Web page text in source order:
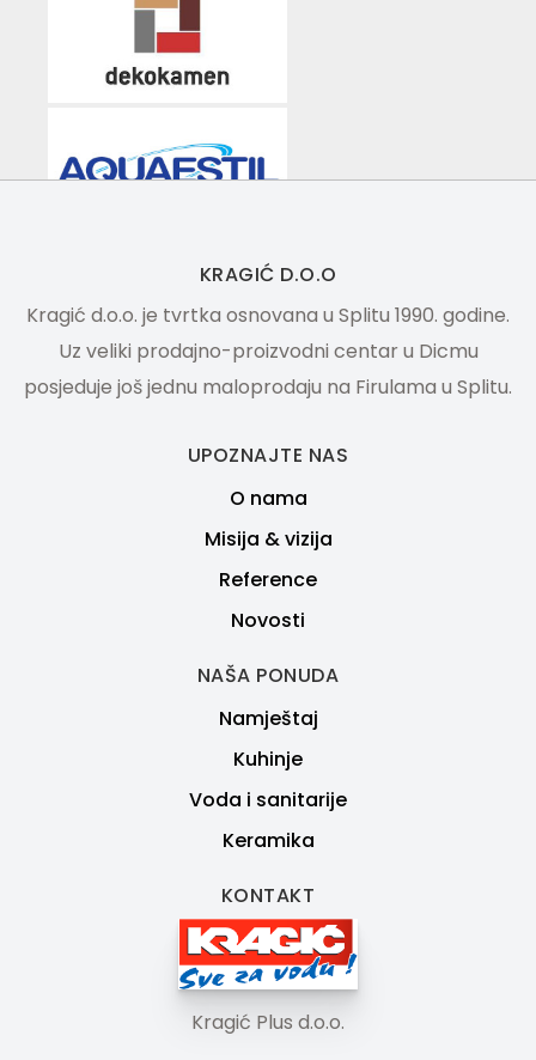
KRAGIĆ D.O.O
Kragić d.o.o. je tvrtka osnovana u Splitu 1990. godine.
Uz veliki prodajno-proizvodni centar u Dicmu
posjeduje još jednu maloprodaju na Firulama u Splitu.
UPOZNAJTE NAS
O nama
Misija & vizija
Reference
Novosti
NAŠA PONUDA
Namještaj
Kuhinje
Voda i sanitarije
Keramika
KONTAKT
Kragić Plus d.o.o.